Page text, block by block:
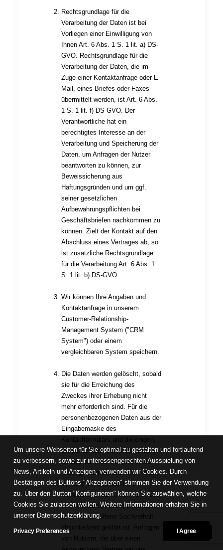
Rechtsgrundlage für die
Verarbeitung der Daten ist bei
Vorliegen einer Einwilligung von
Ihnen Art. 6 Abs. 1 S. 1 lit. a) DS-
GVO. Rechtsgrundlage für die
Verarbeitung der Daten, die im
Zuge einer Kontaktanfrage oder E-
Mail, eines Briefes oder Faxes
übermittelt werden, ist Art. 6 Abs.
1 S. 1 lit. f) DS-GVO. Der
Verantwortliche hat ein
berechtigtes Interesse an der
Verarbeitung und Speicherung der
Daten, um Anfragen der Nutzer
beantworten zu können, zur
Beweissicherung aus
Haftungsgründen und um ggf.
seiner gesetzlichen
Aufbewahrungspflichten bei
Geschäftsbriefen nachkommen zu
können. Zielt der Kontakt auf den
Abschluss eines Vertrages ab, so
ist zusätzliche Rechtsgrundlage
für die Verarbeitung Art. 6 Abs. 1
S. 1 lit. b) DS-GVO.
Wir können Ihre Angaben und
Kontaktanfrage in unserem
Customer-Relationship-
Management System ("CRM
System") oder einem
vergleichbaren System speichern.
Die Daten werden gelöscht, sobald
sie für die Erreichung des
Zweckes ihrer Erhebung nicht
mehr erforderlich sind. Für die
personenbezogenen Daten aus der
Eingabemaske des
Kontaktformulars und diejenigen,
die per E-Mail übersandt wurden,
ist dies dann der Fall, wenn die
jeweilige Konversation mit Ihnen
beendet ist. Beendet ist die
Konversation dann, wenn sich aus
den Umständen entnehmen lässt,
dass der betroffene Sachverhalt
abschließend geklärt ist. Anfragen
von Nutzern, die über einen
Um unsere Webseiten für Sie optimal zu gestalten und fortlaufend
zu verbessern, sowie zur interessengerechten Ausspielung von
News, Artikeln und Anzeigen, verwenden wir Cookies. Durch
Bestätigen des Buttons "Akzeptieren" stimmen Sie der Verwendung
zu. Über den Button "Konfigurieren" können Sie auswählen, welche
Cookies Sie zulassen wollen. Weitere Informationen erhalten Sie in
unserer Datenschutzerklärung.
Privacy Preferences I Agree